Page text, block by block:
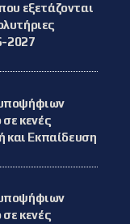
εξετάζονται
2027
κενές
και Εκπαίδευση
σε κενές